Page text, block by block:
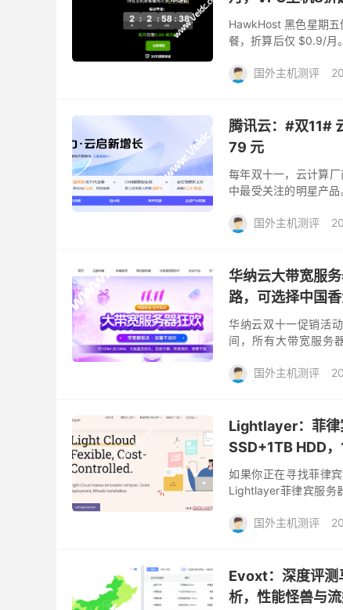
HawkHost 黑色星期
餐，折算后仅 $0.9/月
国外主机测评
腾讯云：#双11#
79 元
每年双十一，云计算
中最受关注的明星产
国外主机测评
华纳云大带宽服
路，可选择中国
华纳云双十一促销活
间，所有大带宽服务
国外主机测评
Lightlayer：菲
SSD+1TB HDD
如果你正在寻找菲律
Lightlayer菲律宾服务
国外主机测评
Evoxt：深度评测
析，性能怪兽与